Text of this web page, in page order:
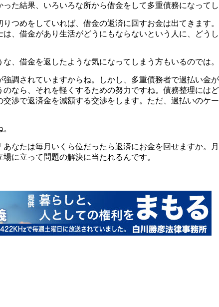
た結果、いろいろな所から借金をして多重債務になって
つめをしていれば、借金の返済に回すお金は出てきます
、借金があり生活がどうにもならないという人に、ど
、借金を返したような気になってしまう方もいるのでは。
強調されていますからね。しかし、多重債務者で過払い
なら、それを軽くするための努力ですね。債務整理には
渉で返済金を減額する交渉をします。ただ、過払いの
なたは毎月いくら位だったら返済にお金を回せますか
に立って問題の解決に当たれるんです。